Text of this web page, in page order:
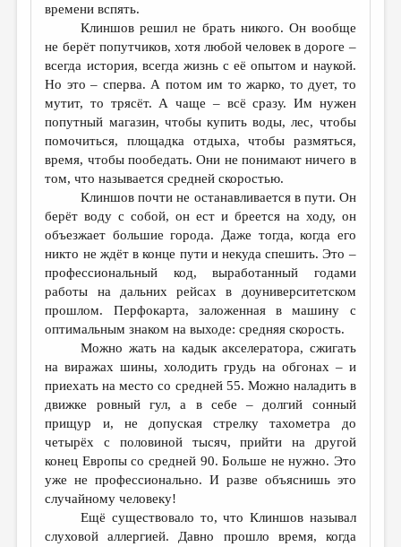
времени вспять.
Клиншов решил не брать никого. Он вообще
не берёт попутчиков, хотя любой человек в дороге –
всегда история, всегда жизнь с её опытом и наукой.
Но это – сперва. А потом им то жарко, то дует, то
мутит, то трясёт. А чаще – всё сразу. Им нужен
попутный магазин, чтобы купить воды, лес, чтобы
помочиться, площадка отдыха, чтобы размяться,
время, чтобы пообедать. Они не понимают ничего в
том, что называется средней скоростью.
Клиншов почти не останавливается в пути. Он
берёт воду с собой, он ест и бреется на ходу, он
объезжает большие города. Даже тогда, когда его
никто не ждёт в конце пути и некуда спешить. Это –
профессиональный код, выработанный годами
работы на дальних рейсах в доуниверситетском
прошлом. Перфокарта, заложенная в машину с
оптимальным знаком на выходе: средняя скорость.
Можно жать на кадык акселератора, сжигать
на виражах шины, холодить грудь на обгонах – и
приехать на место со средней 55. Можно наладить в
движке ровный гул, а в себе – долгий сонный
прищур и, не допуская стрелку тахометра до
четырёх с половиной тысяч, прийти на другой
конец Европы со средней 90. Больше не нужно. Это
уже не профессионально. И разве объяснишь это
случайному человеку!
Ещё существовало то, что Клиншов называл
слуховой аллергией. Давно прошло время, когда